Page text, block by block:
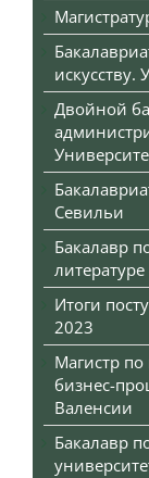
искусству.
Двойной
Севильи
Бакалавр
Итоги
2023
Магистр
бизнес-
Валенсии
Бакалавр